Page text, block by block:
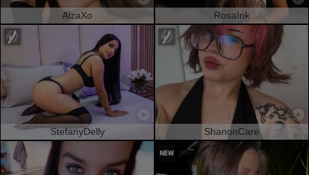
AizaXo RosaInk
StefanyDelly ShanonCare